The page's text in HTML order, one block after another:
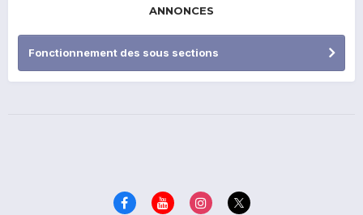
ANNONCES
Fonctionnement des sous sections